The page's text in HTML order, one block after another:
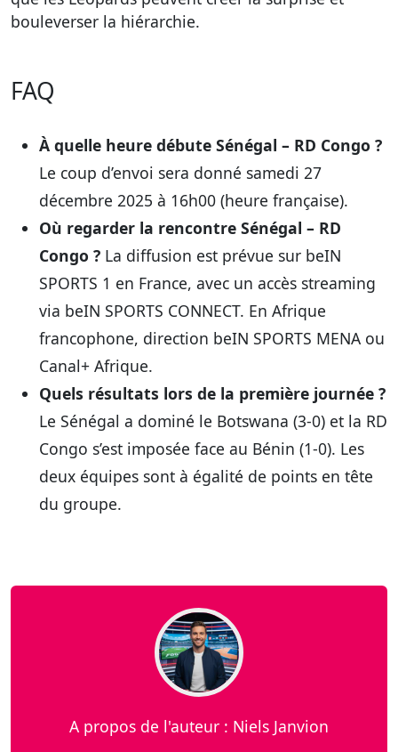
bouleverser la hiérarchie.
FAQ
À quelle heure débute Sénégal – RD Congo ?
Le coup d’envoi sera donné samedi 27
décembre 2025 à 16h00 (heure française).
Où regarder la rencontre Sénégal – RD
Congo ? La diffusion est prévue sur beIN
SPORTS 1 en France, avec un accès streaming
via beIN SPORTS CONNECT. En Afrique
francophone, direction beIN SPORTS MENA ou
Canal+ Afrique.
Quels résultats lors de la première journée ?
Le Sénégal a dominé le Botswana (3-0) et la RD
Congo s’est imposée face au Bénin (1-0). Les
deux équipes sont à égalité de points en tête
du groupe.
A propos de l'auteur : Niels Janvion